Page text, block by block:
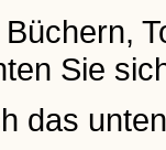
Sie
das